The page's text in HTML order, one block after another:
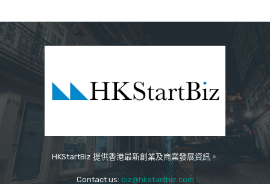
HKStartBiz 提供香港最新創業及商業發展資訊。
Contact us: biz@hkstartbiz.com